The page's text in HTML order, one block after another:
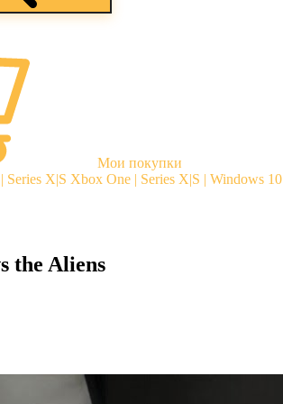
Мои покупки
Series X|S Xbox One | Series X|S | Windows 10
the Aliens